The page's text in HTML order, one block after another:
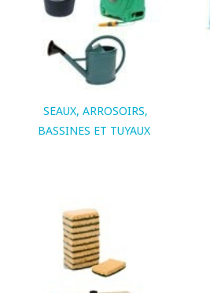
SEAUX, ARROSOIRS,
BASSINES ET TUYAUX